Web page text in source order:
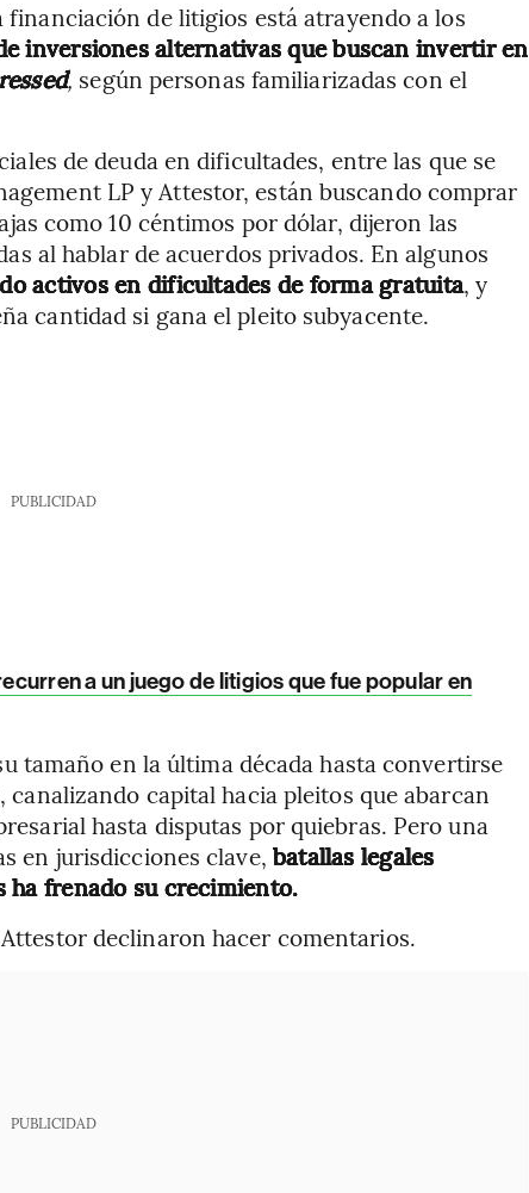
de litigios está atrayendo a los
inversiones alternativas que buscan invertir en
, según personas familiarizadas con el
de deuda en dificultades, entre las que se
LP y Attestor, están buscando comprar
como 10 céntimos por dólar, dijeron las
al hablar de acuerdos privados. En algunos
activos en dificultades de forma gratuita, y
cantidad si gana el pleito subyacente.
PUBLICIDAD
a un juego de litigios que fue popular en
tamaño en la última década hasta convertirse
capital hacia pleitos que abarcan
hasta disputas por quiebras. Pero una
en jurisdicciones clave, batallas legales
ha frenado su crecimiento.
declinaron hacer comentarios.
PUBLICIDAD